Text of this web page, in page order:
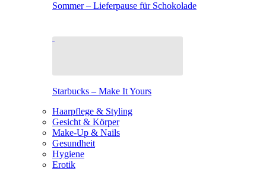
Sommer – Lieferpause für Schokolade
Starbucks – Make It Yours
Haarpflege & Styling
Gesicht & Körper
Make-Up & Nails
Gesundheit
Hygiene
Erotik